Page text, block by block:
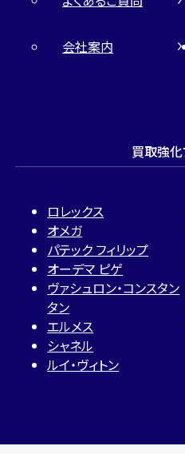
会社案内
買取強化
ロレックス
オメガ
パテック フィリップ
オーデマ ピゲ
ヴァシュロン・コンスタン
タン
エルメス
シャネル
ルイ・ヴィトン